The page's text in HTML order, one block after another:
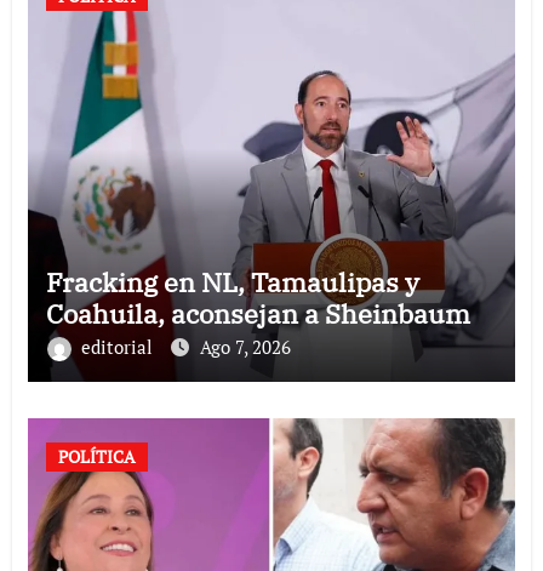
Fracking en NL, Tamaulipas y
Coahuila, aconsejan a Sheinbaum
editorial Ago 7, 2026
POLÍTICA